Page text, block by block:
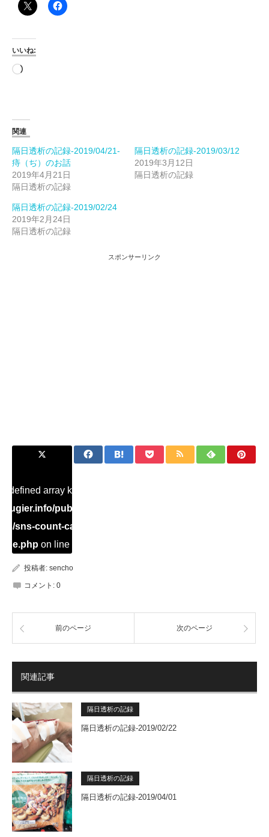
いいね:
読
関連
隔日透析の記録-2019/04/21-
痔（ぢ）のお話
2019年4月21日
隔日透析の記録
隔日透析の記録-2019/03/12
2019年3月12日
隔日透析の記録
隔日透析の記録-2019/02/24
2019年2月24日
隔日透析の記録
スポンサーリンク
array key "Twitter" in
public_html/dialysis/wp-
sns-count-cache/sns-count-
on line
投稿者: sencho
コメント: 0
前のページ 次のページ
関連記事
隔日透析の記録
隔日透析の記録-2019/02/22
隔日透析の記録
隔日透析の記録-2019/04/01